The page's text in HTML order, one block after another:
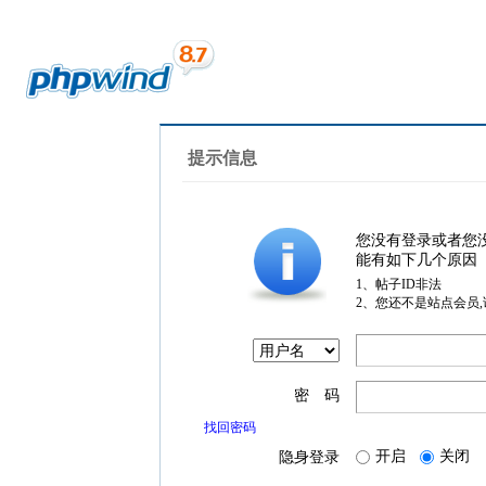
提示信息
您没有登录或者您
能有如下几个原因
1、帖子ID非法
2、您还不是站点会员
密 码
找回密码
隐身登录 开启 关闭